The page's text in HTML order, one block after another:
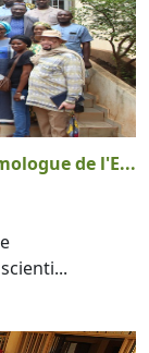
de l'E...